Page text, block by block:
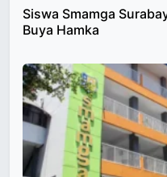
Siswa Smamga
Buya Hamka